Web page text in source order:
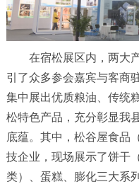
在宿松展区内，两大产
引了众多参会嘉宾与客商
集中展出优质粮油、传统
松特色产品，充分彰显我
底蕴。其中，松谷屋食品
技企业，现场展示了饼干
类）、蛋糕、膨化三大系